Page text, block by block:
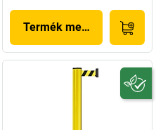
Termék megjelenítése